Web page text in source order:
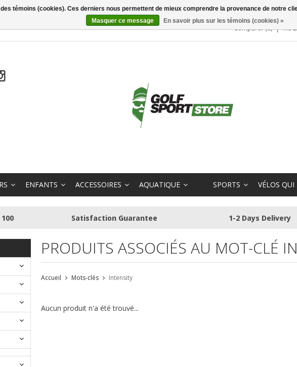
Comparer (0) Ma
ENFANTS ACCESSOIRES AQUATIQUE SPORTS VÉLOS
Satisfaction Guarantee 1-2 Days Delivery
PRODUITS ASSOCIÉS AU MOT-CLÉ
Accueil Mots-clés Intensity
Aucun produit n'a été trouvé...
témoins (cookies). Ces derniers nous permettent de mieux comprendre la provenance de notre
Masquer ce message
En savoir plus sur les témoins (cookies) »